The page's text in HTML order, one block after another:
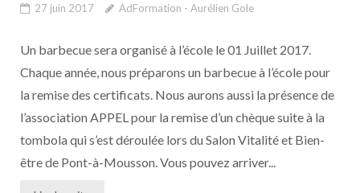
27 juin 2017 AdFormation - Aurélien Gole
Un barbecue sera organisé à l’école le 01 Juillet 2017.
Chaque année, nous préparons un barbecue à l’école pour
la remise des certificats. Nous aurons aussi la présence de
l’association APPEL pour la remise d’un chèque suite à la
tombola qui s’est déroulée lors du Salon Vitalité et Bien-
être de Pont-à-Mousson. Vous pouvez arriver...